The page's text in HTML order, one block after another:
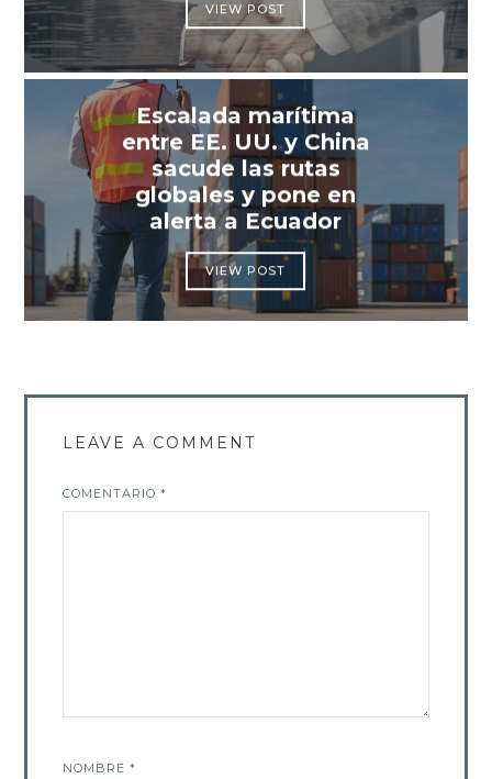
VIEW POST
Escalada marítima
entre EE. UU. y China
sacude las rutas
globales y pone en
alerta a Ecuador
VIEW POST
LEAVE A COMMENT
COMENTARIO*
NOMBRE*